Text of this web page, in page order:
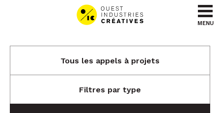
Aller au menu
Aller au contenu
MENU
Tous les appels à projets
Filtres par type